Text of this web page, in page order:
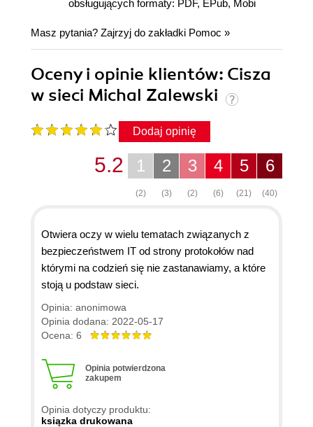
obsługujących formaty: PDF, EPub, Mobi
Masz pytania? Zajrzyj do zakładki Pomoc »
Oceny i opinie klientów: Cisza
w sieci Michal Zalewski
Dodaj opinię
6
(40)
5
(21)
4
(6)
3
(2)
2
(3)
1
(2)
5.2
Otwiera oczy w wielu tematach związanych z
bezpieczeństwem IT od strony protokołów nad
którymi na codzień się nie zastanawiamy, a które
stoją u podstaw sieci.
Opinia: anonimowa
Opinia dodana: 2022-05-17
Ocena: 6
Opinia potwierdzona
zakupem
Opinia dotyczy produktu:
ksiązka drukowana